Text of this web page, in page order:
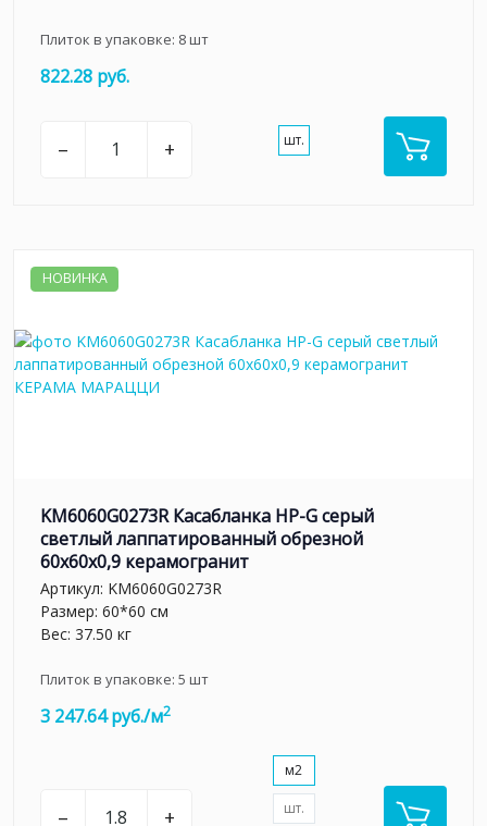
Плиток в упаковке: 8шт
822.28 руб.
– + шт.
НОВИНКА
KM6060G0273R Касабланка HP-G серый
светлый лаппатированный обрезной
60x60x0,9 керамогранит
Артикул: KM6060G0273R
Размер: 60*60 см
Вес: 37.50 кг
Плиток в упаковке: 5 шт
3 247.64 руб./м2
– +
м2
шт.